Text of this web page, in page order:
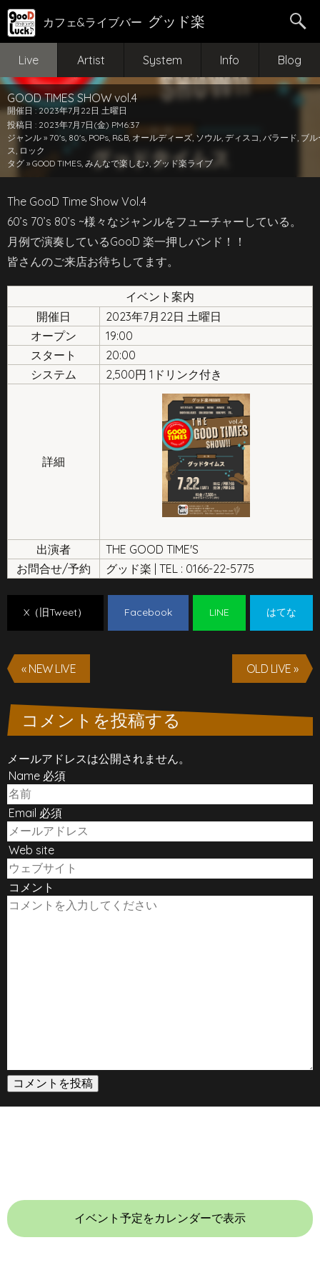
カフェ&ライブバー グッド楽
Live Artist System Info Blog
GOOD TIMES SHOW vol.4
開催日 : 2023年7月22日 土曜日
投稿日 : 2023年7月7日(金) PM6:37
ジャンル » 70's, 80's, POPs, R&B, オールディーズ, ソウル, ディスコ, バラード, ブル
ス, ロック
タグ » GOOD TIMES, みんなで楽しむ♪, グッド楽ライブ
The GooD Time Show Vol.4
60’s 70’s 80’s ~様々なジャンルをフューチャーしている。
月例で演奏しているGooD 楽一押しバンド！！
皆さんのご来店お待ちしてます。
イベント案内
開催日
2023年7月22日 土曜日
オープン
19:00
スタート
20:00
システム
2,500円 1ドリンク付き
詳細
出演者
THE GOOD TIME'S
お問合せ/予約
グッド楽 | TEL : 0166-22-5775
X（旧Tweet） Facebook LINE はてな
« NEW LIVE OLD LIVE »
コメントを投稿する
メールアドレスは公開されません。
Name 必須
Email 必須
Web site
コメント
イベント予定をカレンダーで表示